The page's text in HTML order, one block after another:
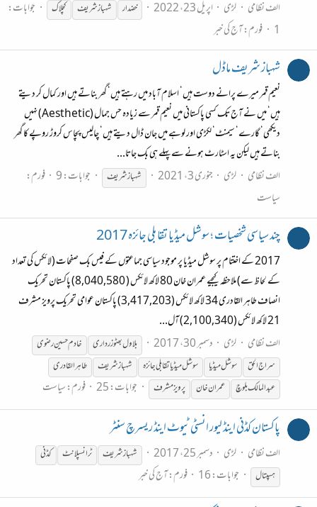
الف نظامی لڑی اپریل 23، 2022 خضدار شہبازشریف کچلاک
جوابات:
1
فورم:آج کی خبر
شہباز شریف ماڈل
نعیم قمر میرے پرانے دوست ہیں‘ اسلام آباد میں رہتے ہیں‘ گھر بناتے ہیں اور کمال کر دیتے
ہیں‘ میں نے آج تک کسی پاکستانی میں نعیم قمر سے زیادہ حس جمال (Aesthetic) نہیں
دیکھی‘ گارے‘ سیمنٹ‘ لکڑی اور لوہے میں جان ڈال دیتے ہیں‘ چالیس پچاس کروڑ روپے کا گھر
بناتے ہیں لیکن یہ اسٹارٹ ہونے سے پہلے ہی بک جاتا...
الف نظامی
لڑی جنوری 3، 2021 شہبازشریف جوابات: 9
فورم:
سیاست
چند سیاسی شخصیات ؛ سوشل میڈیا تقابلی جائزہ 2017
2017 کے اختتام پر سوشل میڈیا پر موجود سیاسی جماعتوں کے فیس بک صفحات (لائکس کی تعداد
کے لحاظ سے) ملاحظہ کیجیے عمران خان 80 لاکھ لائکس ( 8,040,580) پاکستان تحریک
انصاف طاہر القادری 34 لاکھ لائکس (3,417,203) پاکستان عوامی تحریک پرویز مشرف
21 لاکھ لائکس (2,100,340) آل...
الف نظامی
لڑی دسمبر 30، 2017 بلاول بھٹو زرداری
خادم حسین رضوی
سراج الحق
سوشل میڈیا سوشل میڈیا تقابلی جائزہ شہبازشریف
طاہر القادری
عبد المالک بلوچ
عمران خان پرویز مشرف جوابات: 25 فورم:سیاست
پاکستان کڈنی اینڈ لیور انسٹی ٹیوٹ اینڈ ریسرچ سنٹر
الف نظامی لڑی دسمبر 25، 2017 شہبازشریف ٹرانسپلانٹ
کڈنی
ہسپتال
جوابات: 16 فورم:آج کی خبر